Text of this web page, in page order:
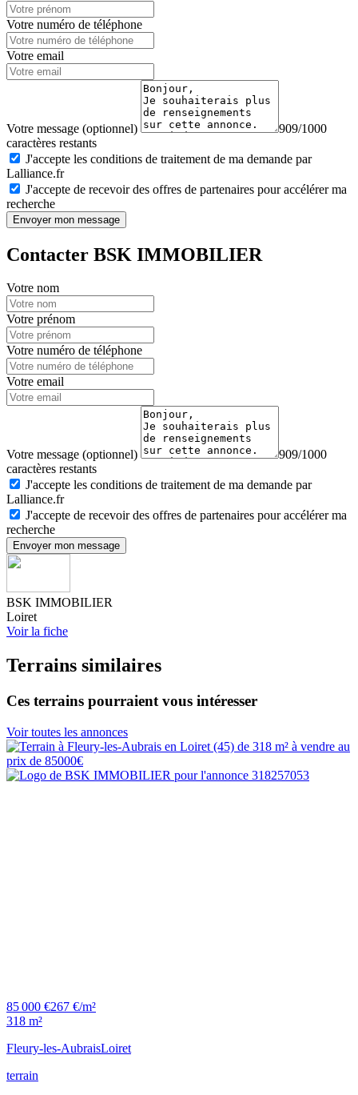
Votre numéro de téléphone
Votre email
Votre message (optionnel)
909/1000
caractères restants
J'accepte les conditions de traitement de ma demande par
Lalliance.fr
J'accepte de recevoir des offres de partenaires pour accélérer ma
recherche
Envoyer mon message
Contacter BSK IMMOBILIER
Votre nom
Votre prénom
Votre numéro de téléphone
Votre email
Votre message (optionnel)
909/1000
caractères restants
J'accepte les conditions de traitement de ma demande par
Lalliance.fr
J'accepte de recevoir des offres de partenaires pour accélérer ma
recherche
Envoyer mon message
BSK IMMOBILIER
Loiret
Voir la fiche
Terrains similaires
Ces terrains pourraient vous intéresser
Voir toutes les annonces
85 000 €267 €/m²
318 m²
Fleury-les-AubraisLoiret
terrain